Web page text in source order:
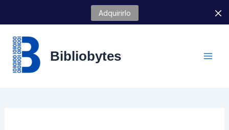
Adquirirlo
Bibliobytes